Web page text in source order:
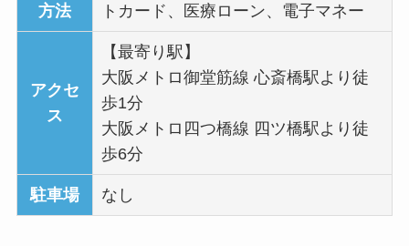
方法
トカード、医療ローン、電子マネー
アクセ
ス
【最寄り駅】
大阪メトロ御堂筋線 心斎橋駅より徒
歩1分
大阪メトロ四つ橋線 四ツ橋駅より徒
歩6分
駐車場 なし